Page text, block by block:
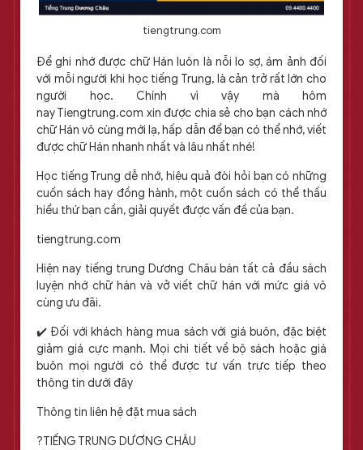
tiengtrung.com
Để ghi nhớ được chữ Hán luôn là nỗi lo sợ, ám ảnh đối
với mỗi người khi học tiếng Trung, là cản trở rất lớn cho
người học. Chính vì vậy mà hôm
nay Tiengtrung.com xin được chia sẻ cho bạn cách nhớ
chữ Hán vô cùng mới lạ, hấp dẫn để bạn có thể nhớ, viết
được chữ Hán nhanh nhất và lâu nhất nhé!
Học tiếng Trung dễ nhớ, hiệu quả đòi hỏi bạn có những
cuốn sách hay đồng hành, một cuốn sách có thể thấu
hiểu thứ bạn cần, giải quyết được vấn đề của bạn.
tiengtrung.com
Hiện nay tiếng trung Dương Châu bán tất cả đầu sách
luyện nhớ chữ hán và vở viết chữ hán với mức giá vô
cùng ưu đãi.
✔️ Đối với khách hàng mua sách với giá buôn, đặc biệt
giảm giá cực mạnh. Mọi chi tiết về bộ sách hoặc giá
buôn mọi người có thể được tư vấn trực tiếp theo
thông tin dưới đây
Thông tin liên hệ đặt mua sách
?TIẾNG TRUNG DƯƠNG CHÂU